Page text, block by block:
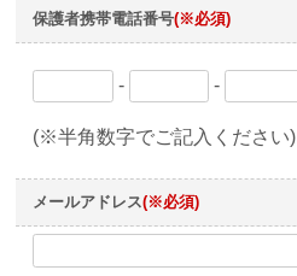
保護者携帯電話番号(※必須)
- -
(※半角数字でご記入ください)
メールアドレス(※必須)